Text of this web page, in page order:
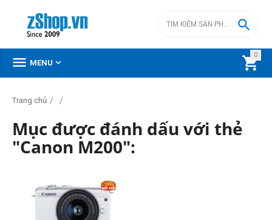
0


 MENU 
Trang chủ / /
Mục được đánh dấu với thẻ
"Canon M200":